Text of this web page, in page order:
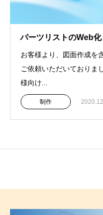
パーツリストのWeb
お客様より、図面作成を
ご依頼いただいておりま
様向け...
制作